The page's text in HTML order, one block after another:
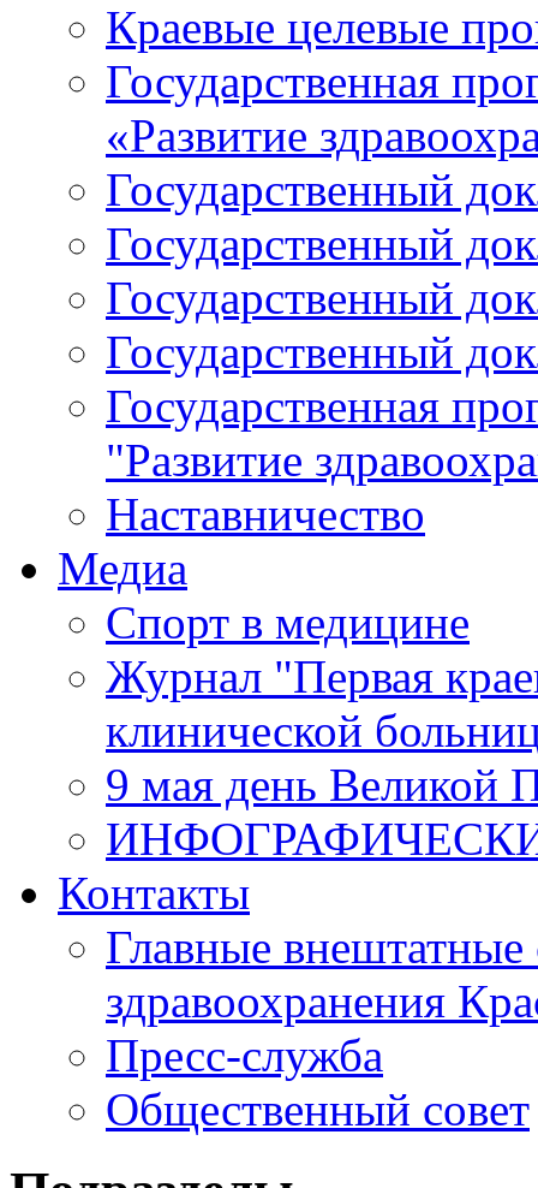
Краевые целевые
Государственная
«Развитие
Государственный
Государственный
Государственный
Государственный
Государственная
"Развитие
Наставничество
Медиа
Спорт в медицине
Журнал "Первая
клинической
9 мая день Великой
Контакты
Главные внештатные
здравоохранения
Пресс-служба
Общественный совет